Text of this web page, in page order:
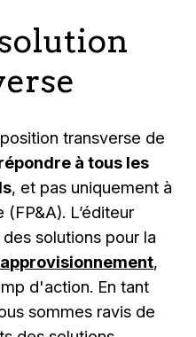
transverse de
à tous les
, et pas uniquement à
L’éditeur
solutions pour la
,
d'action. En tant
sommes ravis de